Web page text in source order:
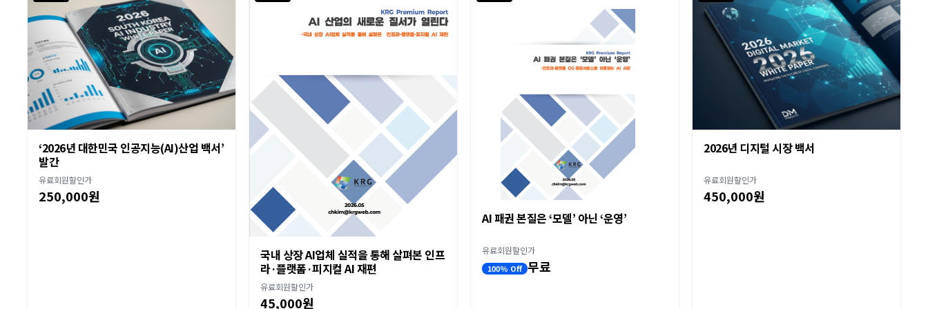
‘2026년 대한민국 인공지능(AI)산업 백서’
발간
유료회원할인가
250,000원
국내 상장 AI업체 실적을 통해 살펴본 인프
라·플랫폼·피지컬 AI 재편
유료회원할인가
45,000원
AI 패권 본질은 ‘모델’ 아닌 ‘운영’
유료회원할인가
100% Off 무료
2026년 디지털 시장 백서
유료회원할인가
450,000원